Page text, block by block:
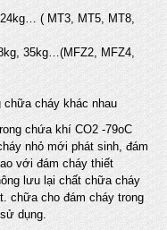
( MT3, MT5, MT8,
35kg…(MFZ2, MFZ4,
chữa cháy khác nhau
chứa khí CO2 -79oC
nhỏ mới phát sinh, đám
với đám cháy thiết
lưu lại chất chữa cháy
chữa cho đám cháy trong
dụng.